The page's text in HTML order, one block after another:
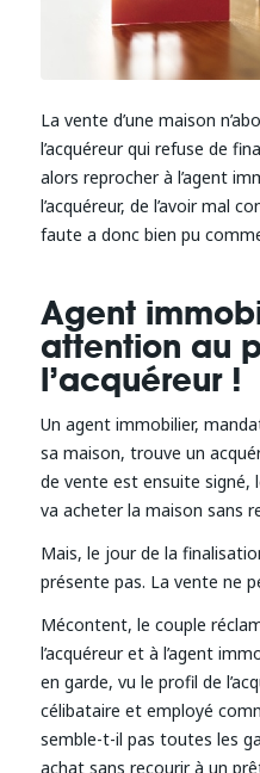
La vente d’une maison
l’acquéreur qui refuse de
alors reprocher à l’agent
l’acquéreur, de l’avoir mal
faute a donc bien pu
Agent
attention au
l’acquéreur !
Un agent immobilier,
sa maison, trouve un
de vente est ensuite signé,
va acheter la maison sans
Mais, le jour de la
présente pas. La vente ne
Mécontent, le couple
l’acquéreur et à l’agent
en garde, vu le profil de
célibataire et employé
semble-t-il pas toutes les
achat sans recourir à un